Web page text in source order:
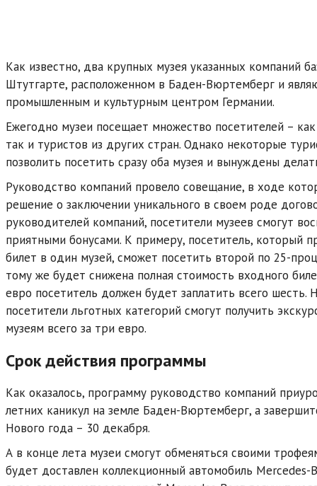
Как известно, два крупных музея указанных компаний
Штутгарте, расположенном в Баден-Вюртемберг и
промышленным и культурным центром Германии.
Ежегодно музеи посещает множество посетителей –
так и туристов из других стран. Однако некоторые
позволить посетить сразу оба музея и вынуждены
Руководство компаний провело совещание, в ходе
решение о заключении уникального в своем роде
руководителей компаний, посетители музеев смогут
приятными бонусами. К примеру, посетитель, который
билет в один музей, сможет посетить второй по 25-
тому же будет снижена полная стоимость входного
евро посетитель должен будет заплатить всего шесть.
посетители льготных категорий смогут получить
музеям всего за три евро.
Срок действия программы
Как оказалось, программу руководство компаний
летних каникул на земле Баден-Вюртемберг, а
Нового года – 30 декабря.
А в конце лета музеи смогут обменяться своими
будет доставлен коллекционный автомобиль Mercedes-